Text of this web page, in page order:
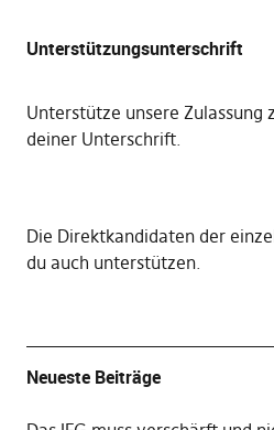
Unterstützungsunterschrift
Unterstütze unsere Zulassung
deiner Unterschrift.
Die Direktkandidaten der
du auch unterstützen.
Neueste Beiträge